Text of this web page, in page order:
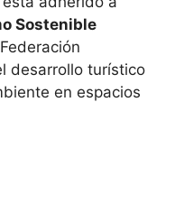
Sostenible
desarrollo turístico
en espacios